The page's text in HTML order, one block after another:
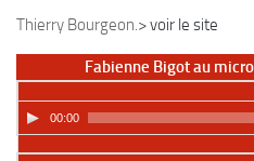
Thierry Bourgeon.> voir le site
Fabienne Bigot au
00:00